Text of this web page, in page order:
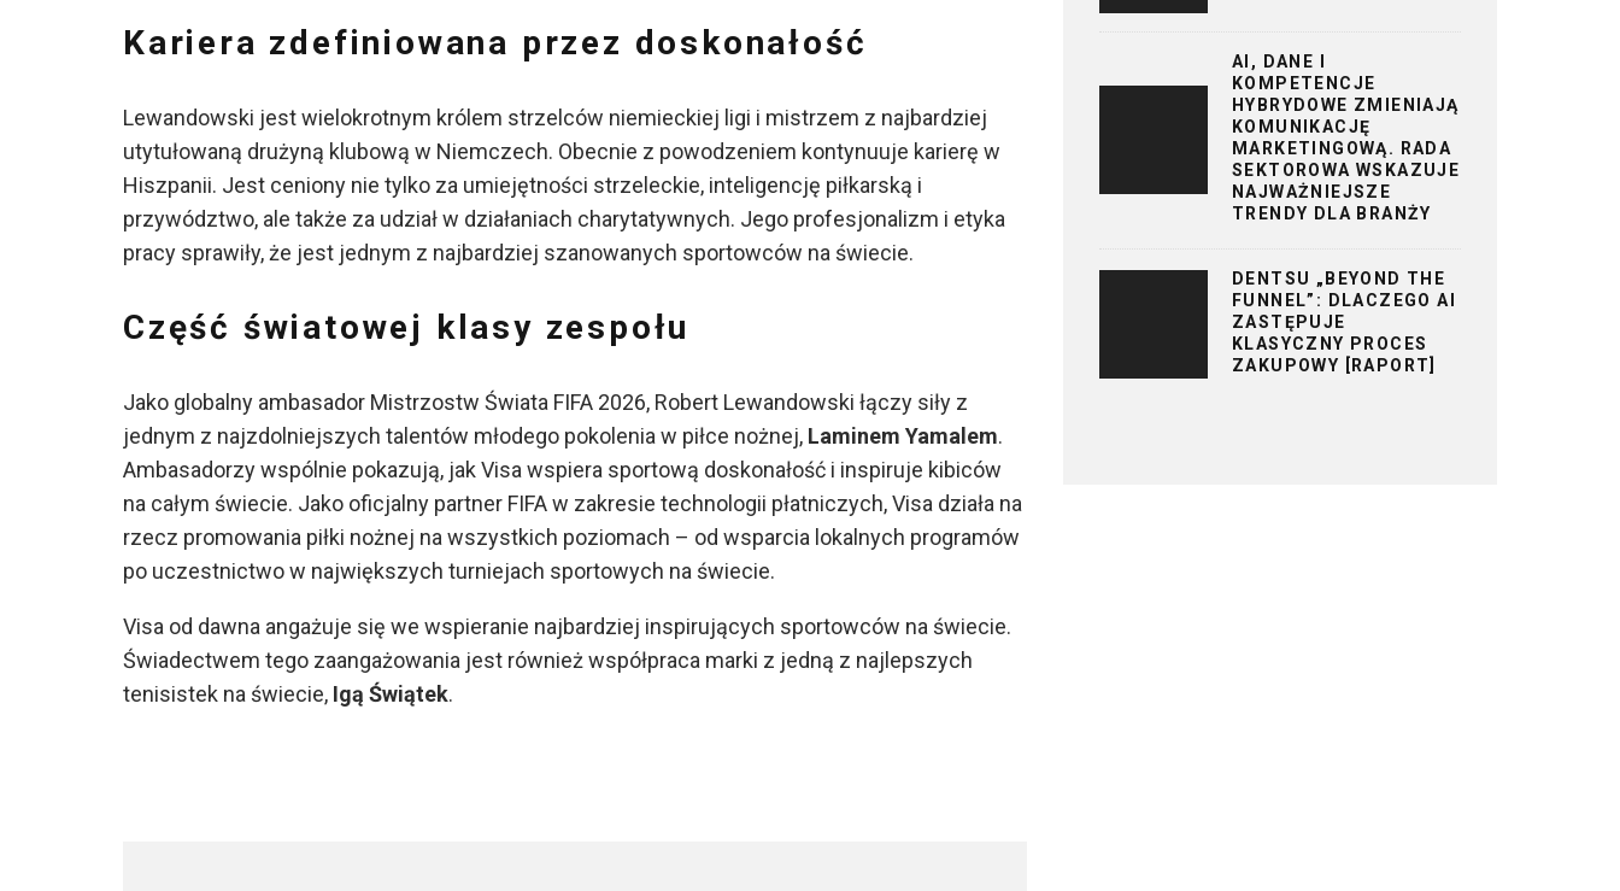
Kariera zdefiniowana przez doskonałość
Lewandowski jest wielokrotnym królem strzelców niemieckiej ligi i mistrzem z najbardziej
utytułowaną drużyną klubową w Niemczech. Obecnie z powodzeniem kontynuuje karierę w
Hiszpanii. Jest ceniony nie tylko za umiejętności strzeleckie, inteligencję piłkarską i
przywództwo, ale także za udział w działaniach charytatywnych. Jego profesjonalizm i etyka
pracy sprawiły, że jest jednym z najbardziej szanowanych sportowców na świecie.
Część światowej klasy zespołu
Jako globalny ambasador Mistrzostw Świata FIFA 2026, Robert Lewandowski łączy siły z
jednym z najzdolniejszych talentów młodego pokolenia w piłce nożnej, Laminem Yamalem.
Ambasadorzy wspólnie pokazują, jak Visa wspiera sportową doskonałość i inspiruje kibiców
na całym świecie. Jako oficjalny partner FIFA w zakresie technologii płatniczych, Visa działa na
rzecz promowania piłki nożnej na wszystkich poziomach – od wsparcia lokalnych programów
po uczestnictwo w największych turniejach sportowych na świecie.
Visa od dawna angażuje się we wspieranie najbardziej inspirujących sportowców na świecie.
Świadectwem tego zaangażowania jest również współpraca marki z jedną z najlepszych
tenisistek na świecie, Igą Świątek.
AI, DANE I
KOMPETENCJE
HYBRYDOWE ZMIENIAJĄ
KOMUNIKACJĘ
MARKETINGOWĄ. RADA
SEKTOROWA WSKAZUJE
NAJWAŻNIEJSZE
TRENDY DLA BRANŻY
DENTSU „BEYOND THE
FUNNEL”: DLACZEGO AI
ZASTĘPUJE
KLASYCZNY PROCES
ZAKUPOWY [RAPORT]